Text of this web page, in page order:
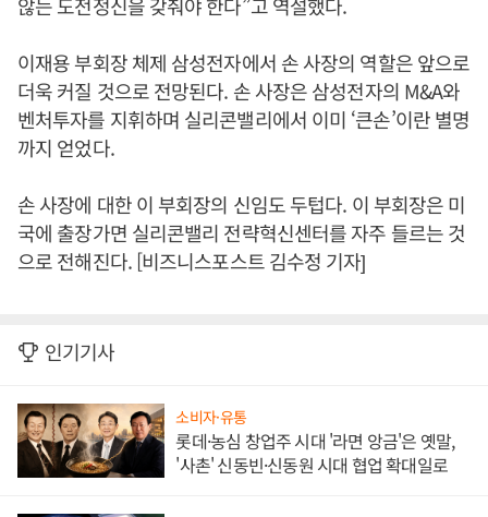
이재용 부회장 체제 삼성전자에서 손 사장의 역할은 앞으로
더욱 커질 것으로 전망된다. 손 사장은 삼성전자의 M&A와
벤처투자를 지휘하며 실리콘밸리에서 이미 ‘큰손’이란 별명
까지 얻었다.
손 사장에 대한 이 부회장의 신임도 두텁다. 이 부회장은 미
국에 출장가면 실리콘밸리 전략혁신센터를 자주 들르는 것
으로 전해진다. [비즈니스포스트 김수정 기자]
인기기사
소비자·유통
롯데·농심 창업주 시대 '라면 앙금'은 옛말,
'사촌' 신동빈·신동원 시대 협업 확대일로